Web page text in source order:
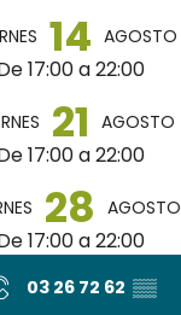
14 AGOSTO
17:00 a 22:00
21 AGOSTO
17:00 a 22:00
28 AGOSTO
17:00 a 22:00
03 26 72 62 ▒▒